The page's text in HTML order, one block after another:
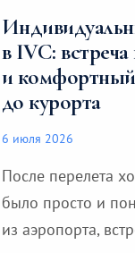
в IVC:
и
до курорта
6 июля 2026
После перелета
было просто и
из аэропорта,